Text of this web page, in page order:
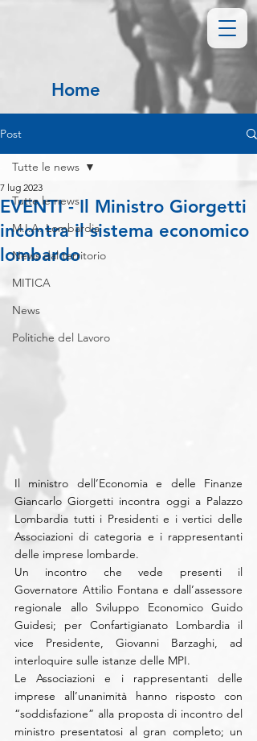
Home
Post
Tutte le news
M.I.A. Lombardia
News dal territorio
MITICA
News
Politiche del Lavoro
Tutte le news
EVENTI - Il Ministro Giorgetti
incontra il sistema economico
lombardo
7 lug 2023
Il ministro dell’Economia e delle Finanze
Giancarlo Giorgetti incontra oggi a Palazzo
Lombardia tutti i Presidenti e i vertici delle
Associazioni di categoria e i rappresentanti
delle imprese lombarde.
Un incontro che vede presenti il
Governatore Attilio Fontana e dall’assessore
regionale allo Sviluppo Economico Guido
Guidesi; per Confartigianato Lombardia il
vice Presidente, Giovanni Barzaghi, ad
interloquire sulle istanze delle MPI.
Le Associazioni e i rappresentanti delle
imprese all’unanimità hanno risposto con
“soddisfazione” alla proposta di incontro del
ministro presentatosi al gran completo; un